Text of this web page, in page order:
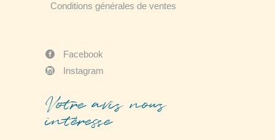
Conditions générales de ventes
Facebook
Instagram
Votre avis nous
intéresse